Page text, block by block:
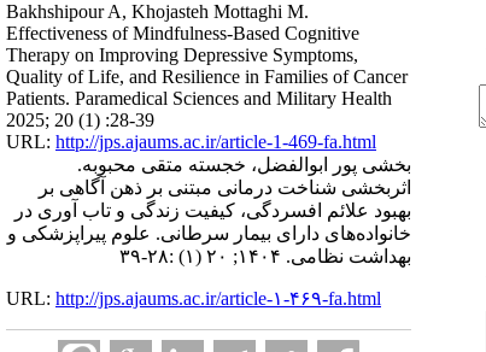
Bakhshipour A, Khojasteh Mottaghi M.
Effectiveness of Mindfulness-Based Cognitive
Therapy on Improving Depressive Symptoms,
Quality of Life, and Resilience in Families of Cancer
Patients. Paramedical Sciences and Military Health
2025; 20 (1) :28-39
URL: http://jps.ajaums.ac.ir/article-1-469-fa.html
بخشی پور ابوالفضل، خجسته متقی محبوبه.
اثربخشی شناخت درمانی مبتنی بر ذهن آگاهی بر
بهبود علائم افسردگی، کیفیت زندگی و تاب آوری در
خانواده‌های دارای بیمار سرطانی. علوم پیراپزشکی و
بهداشت نظامی. ۱۴۰۴; ۲۰ (۱) :۲۸-۳۹
URL: http://jps.ajaums.ac.ir/article-۱-۴۶۹-fa.html